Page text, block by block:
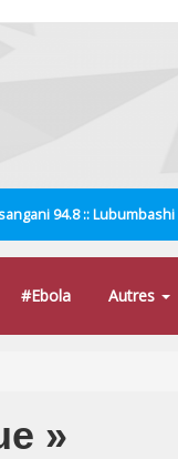
94.8 ::
#Ebola Autres
»